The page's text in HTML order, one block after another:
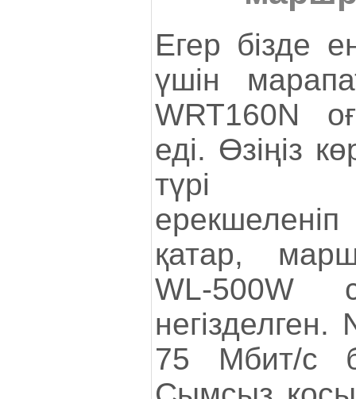
Егер бізде
үшін
WRT160N
еді. Өзіңіз
түрі
қатар,
WL-500W
негізделген.
75 Мбит/с